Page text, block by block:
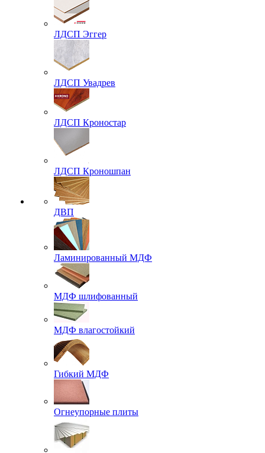
ЛДСП Эггер
ЛДСП Увадрев
ЛДСП Кроностар
ЛДСП Кроношпан
ДВП
Ламинированный МДФ
МДФ шлифованный
МДФ влагостойкий
Гибкий МДФ
Огнеупорные плиты